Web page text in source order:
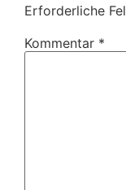
Erforderliche
Kommentar *